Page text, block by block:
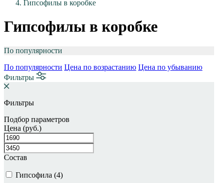
Гипсофилы в коробке
Гипсофилы в коробке
По популярности
По популярности Цена по возрастанию Цена по убыванию
Фильтры
Фильтры
Подбор параметров
Цена (руб.)
Состав
Гипсофила (4)